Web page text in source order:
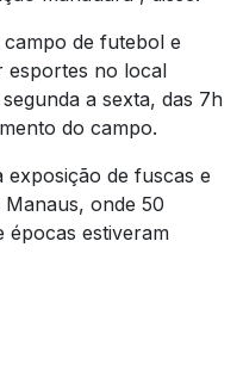
de futebol e
esportes no local
a sexta, das 7h
do campo.
de fuscas e
onde 50
épocas estiveram